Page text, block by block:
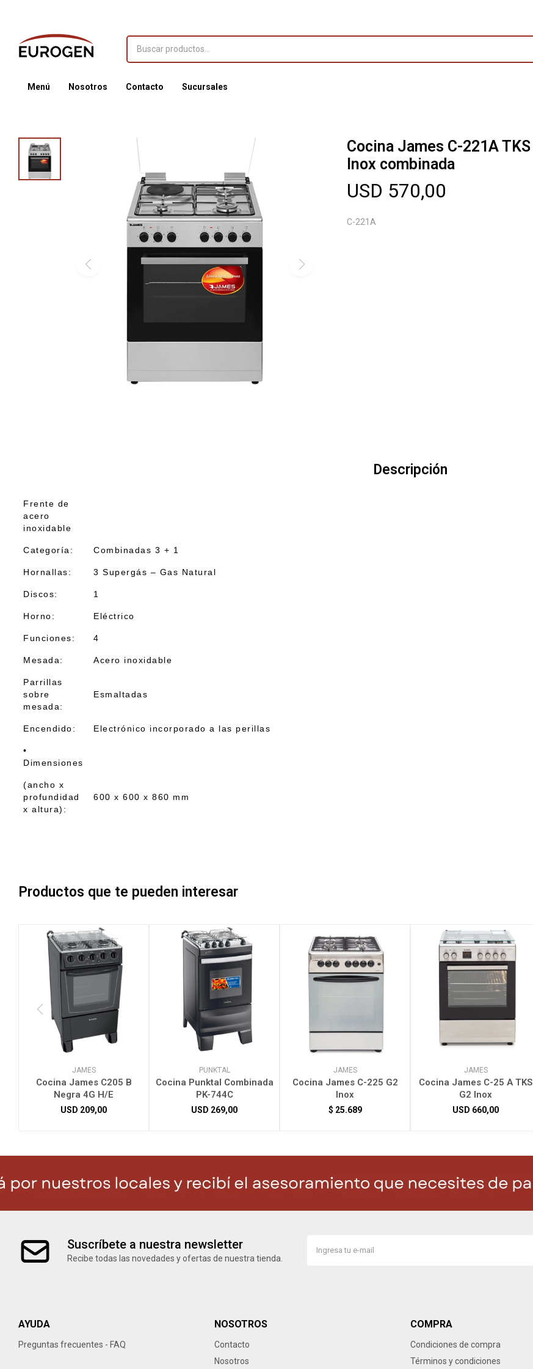
Menú Nosotros Contacto Sucursales
Cocina James C-221A TKS
Inox combinada
USD 570,00
C-221A
Descripción
Frente de
acero
inoxidable
Categoría: Combinadas 3 + 1
Hornallas: 3 Supergás – Gas Natural
Discos: 1
Horno: Eléctrico
Funciones: 4
Mesada: Acero inoxidable
Parrillas
sobre
mesada:
Esmaltadas
Encendido: Electrónico incorporado a las perillas
•
Dimensiones
(ancho x
profundidad
x altura):
600 x 600 x 860 mm
Productos que te pueden interesar
JAMES
Cocina James C205 B
Negra 4G H/E
USD 209,00
PUNKTAL
Cocina Punktal Combinada
PK-744C
USD 269,00
JAMES
Cocina James C-225 G2
Inox
$ 25.689
JAMES
Cocina James C-25 A TKS
G2 Inox
USD 660,00
Suscríbete a nuestra newsletter
Recibe todas las novedades y ofertas de nuestra tienda.
AYUDA
Preguntas frecuentes - FAQ
NOSOTROS
Contacto
Nosotros
COMPRA
Condiciones de compra
Términos y condiciones